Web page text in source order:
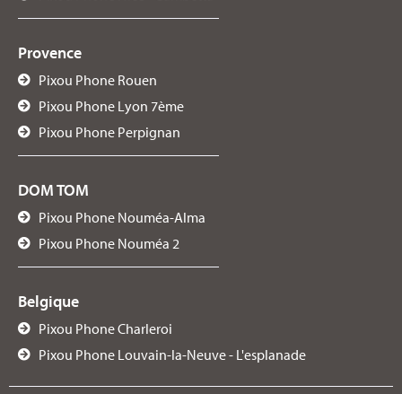
Provence
Pixou Phone Rouen
Pixou Phone Lyon 7ème
Pixou Phone Perpignan
DOM TOM
Pixou Phone Nouméa-Alma
Pixou Phone Nouméa 2
Belgique
Pixou Phone Charleroi
Pixou Phone Louvain-la-Neuve - L'esplanade